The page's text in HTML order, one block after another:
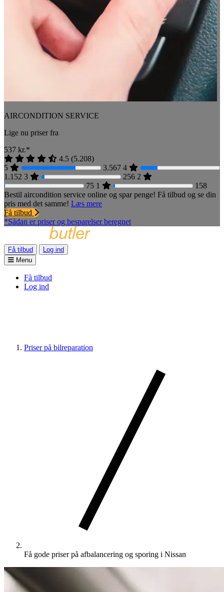
AIRCONDITION SERVICE
Lige nu priser fra
537 kr.*
4.5 (5.208)
5
3.567 4
1.152 3 256 2
75 1
158
Bestil aircondition service online og spar penge! Få tilbud og se din
pris med det samme! Læs mere
Få tilbud
*Sådan er priser og besparelser beregnet
Få tilbud
Log ind
Menu
Få tilbud
Log ind
Priser på bilreparation
Få gode priser på afbalancering og sporing i Nissan